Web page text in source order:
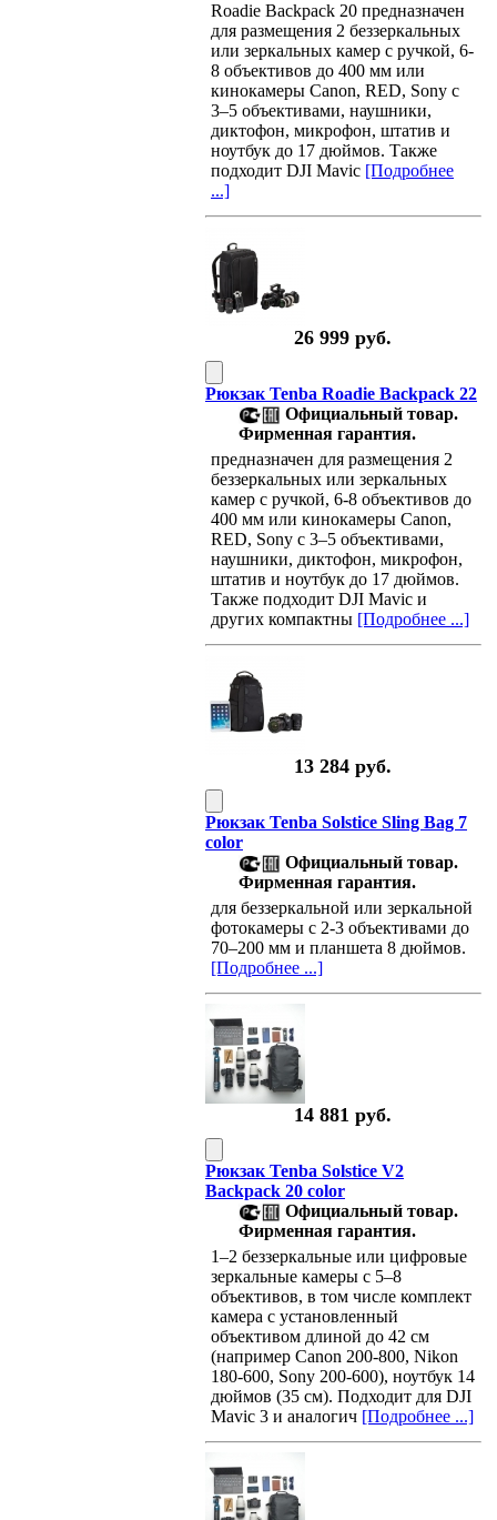
Roadie Backpack 20 предназначен
для размещения 2 беззеркальных
или зеркальных камер с ручкой, 6-
8 объективов до 400 мм или
кинокамеры Canon, RED, Sony с
3–5 объективами, наушники,
диктофон, микрофон, штатив и
ноутбук до 17 дюймов. Также
подходит DJI Mavic [Подробнее
...]
26 999 руб.
Рюкзак Tenba Roadie Backpack 22
Официальный товар.
Фирменная гарантия.
предназначен для размещения 2
беззеркальных или зеркальных
камер с ручкой, 6-8 объективов до
400 мм или кинокамеры Canon,
RED, Sony с 3–5 объективами,
наушники, диктофон, микрофон,
штатив и ноутбук до 17 дюймов.
Также подходит DJI Mavic и
других компактны [Подробнее ...]
13 284 руб.
Рюкзак Tenba Solstice Sling Bag 7
color
Официальный товар.
Фирменная гарантия.
для беззеркальной или зеркальной
фотокамеры с 2-3 объективами до
70–200 мм и планшета 8 дюймов.
[Подробнее ...]
14 881 руб.
Рюкзак Tenba Solstice V2
Backpack 20 color
Официальный товар.
Фирменная гарантия.
1–2 беззеркальные или цифровые
зеркальные камеры с 5–8
объективов, в том числе комплект
камера с установленный
объективом длиной до 42 см
(например Canon 200-800, Nikon
180-600, Sony 200-600), ноутбук 14
дюймов (35 см). Подходит для DJI
Mavic 3 и аналогич [Подробнее ...]